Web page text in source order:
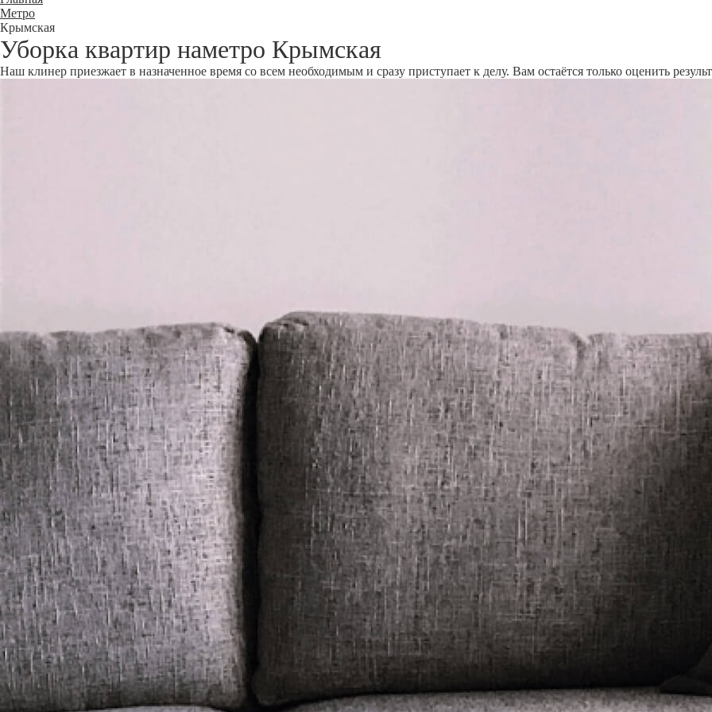
Метро
Крымская
Уборка квартир наметро Крымская
Наш клинер приезжает в назначенное время со всем необходимым и сразу приступает к делу. Вам остаётся только оценить